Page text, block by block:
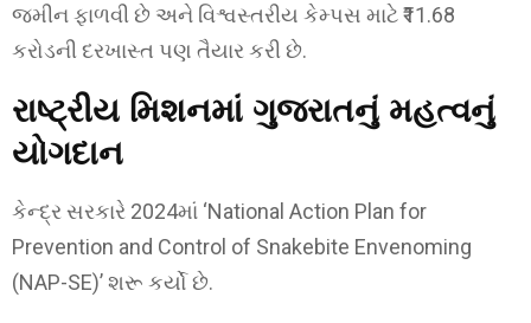
જમીન ફાળવી છે અને વિશ્વસ્તરીય કેમ્પસ માટે ₹11.68
કરોડની દરખાસ્ત પણ તૈયાર કરી છે.
રાષ્ટ્રીય મિશનમાં ગુજરાતનું મહત્વનું
યોગદાન
કેન્દ્ર સરકારે 2024માં ‘National Action Plan for
Prevention and Control of Snakebite Envenoming
(NAP-SE)’ શરૂ કર્યો છે.